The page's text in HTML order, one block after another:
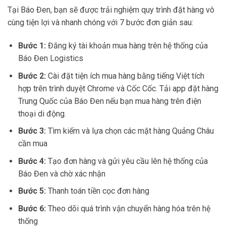
Tại Báo Đen, bạn sẽ được trải nghiệm quy trình đặt hàng vô
cùng tiện lợi và nhanh chóng với 7 bước đơn giản sau:
Bước 1: Đăng ký tài khoản mua hàng trên hệ thống của
Báo Đen Logistics
Bước 2: Cài đặt tiện ích mua hàng bằng tiếng Việt tích
hợp trên trình duyệt Chrome và Cốc Cốc. Tải app đặt hàng
Trung Quốc của Báo Đen nếu bạn mua hàng trên điện
thoại di động.
Bước 3: Tìm kiếm và lựa chọn các mặt hàng Quảng Châu
cần mua
Bước 4: Tạo đơn hàng và gửi yêu cầu lên hệ thống của
Báo Đen và chờ xác nhận
Bước 5: Thanh toán tiền cọc đơn hàng
Bước 6: Theo dõi quá trình vận chuyển hàng hóa trên hệ
thống